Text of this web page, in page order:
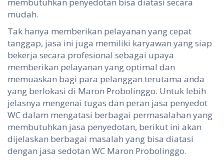
membutuhkan penyedotan bisa diatasi secara
mudah.
Tak hanya memberikan pelayanan yang cepat
tanggap, jasa ini juga memiliki karyawan yang siap
bekerja secara profesional sebagai upaya
memberikan pelayanan yang optimal dan
memuaskan bagi para pelanggan terutama anda
yang berlokasi di Maron Probolinggo. Untuk lebih
jelasnya mengenai tugas dan peran jasa penyedot
WC dalam mengatasi berbagai permasalahan yang
membutuhkan jasa penyedotan, berikut ini akan
dijelaskan berbagai masalah yang bisa diatasi
dengan jasa sedotan WC Maron Probolinggo.